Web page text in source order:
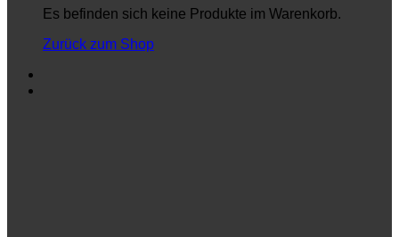
Es befinden sich keine Produkte im Warenkorb.
Zurück zum Shop